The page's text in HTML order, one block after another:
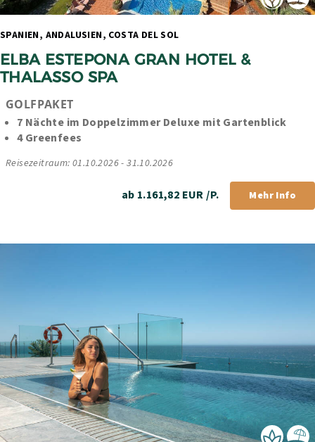
ELBA ESTEPONA GRAN HOTEL &
THALASSO SPA
GOLFPAKET
7 Nächte im Doppelzimmer Deluxe mit Gartenblick
4 Greenfees
Reisezeitraum: 01.10.2026 - 31.10.2026
ab 1.161,82 EUR /P. Mehr Info